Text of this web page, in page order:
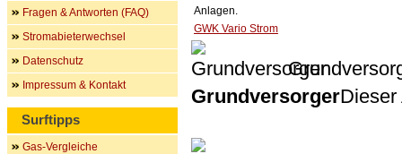
Anlagen.
GWK Vario Strom
GrundversorgerDieser
Fragen & Antworten (FAQ)
Stromabieterwechsel
Datenschutz
Impressum & Kontakt
Surftipps
Gas-Vergleiche